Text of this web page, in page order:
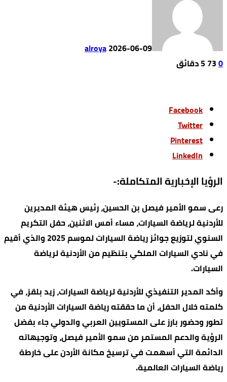
alroya2026-06-09
0
735 ‫دقائق‬
Facebook
Twitter
Pinterest
LinkedIn
الرؤيا الإخبارية المتكاملة:-
رعى سمو الأمير فيصل بن الحسين، رئيس هيئة المديرين
للأردنية لرياضة السيارات، مساء أمس الاثنين، حفل التكريم
السنوي لتوزيع جوائز رياضة السيارات لموسم 2025 والذي أقيم
في نادي السيارات الملكي بتنظيم من الأردنية لرياضة
السيارات.
وأكد المدير التنفيذي للأردنية لرياضة السيارات، زيد بلقز، في
كلمته خلال الحفل، أن ما حققته رياضة السيارات الأردنية من
تطور وحضور بارز على المستويين العربي والدولي جاء بفضل
الرؤية والدعم المستمر من سمو الأمير فيصل، وتوجيهاته
الدائمة التي أسهمت في ترسيخ مكانة الأردن على خارطة
رياضة السيارات العالمية.